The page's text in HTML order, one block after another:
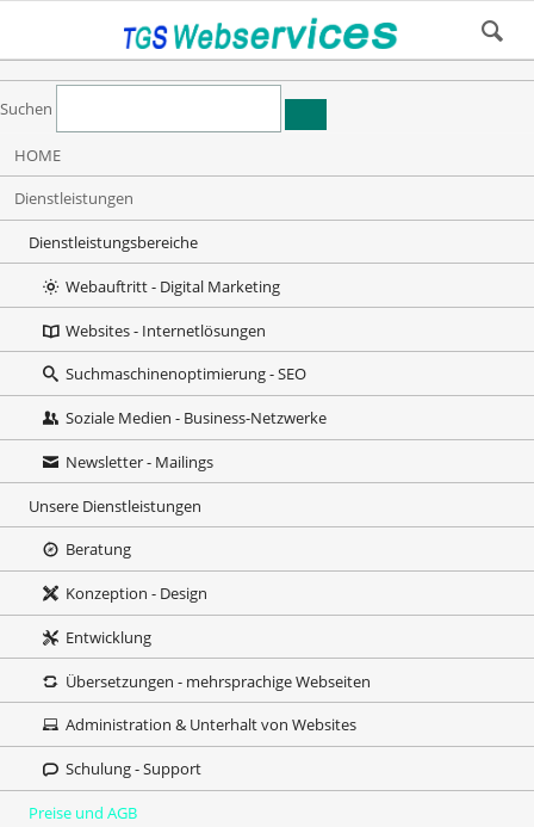
Suchen
überspringen
HOME
Dienstleistungen
Dienstleistungsbereiche
Webauftritt - Digital Marketing
Websites - Internetlösungen
Suchmaschinenoptimierung - SEO
Soziale Medien - Business-Netzwerke
Newsletter - Mailings
Unsere Dienstleistungen
Beratung
Konzeption - Design
Entwicklung
Übersetzungen - mehrsprachige Webseiten
Administration & Unterhalt von Websites
Schulung - Support
Preise und AGB